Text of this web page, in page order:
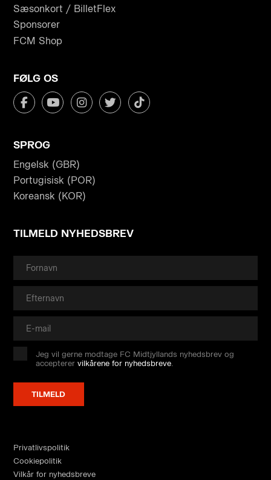
Sæsonkort / BilletFlex
Sponsorer
FCM Shop
FØLG OS
SPROG
Engelsk (GBR)
Portugisisk (POR)
Koreansk (KOR)
TILMELD NYHEDSBREV
Jeg vil gerne modtage FC Midtjyllands nyhedsbrev og
accepterervilkårene for nyhedsbreve
Privatlivspolitik
Cookiepolitik
Vilkår for nyhedsbreve